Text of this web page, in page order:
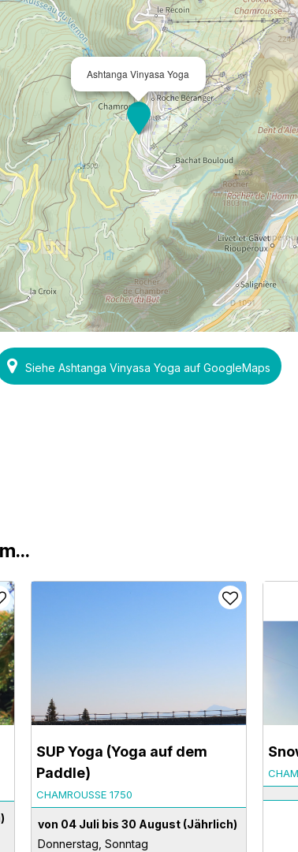
Ashtanga Vinyasa Yoga
Siehe Ashtanga Vinyasa Yoga auf GoogleMaps
SUP Yoga (Yoga auf dem
Paddle)
CHAMROUSSE 1750
von 04 Juli bis 30 August (Jährlich)
Donnerstag, Sonntag